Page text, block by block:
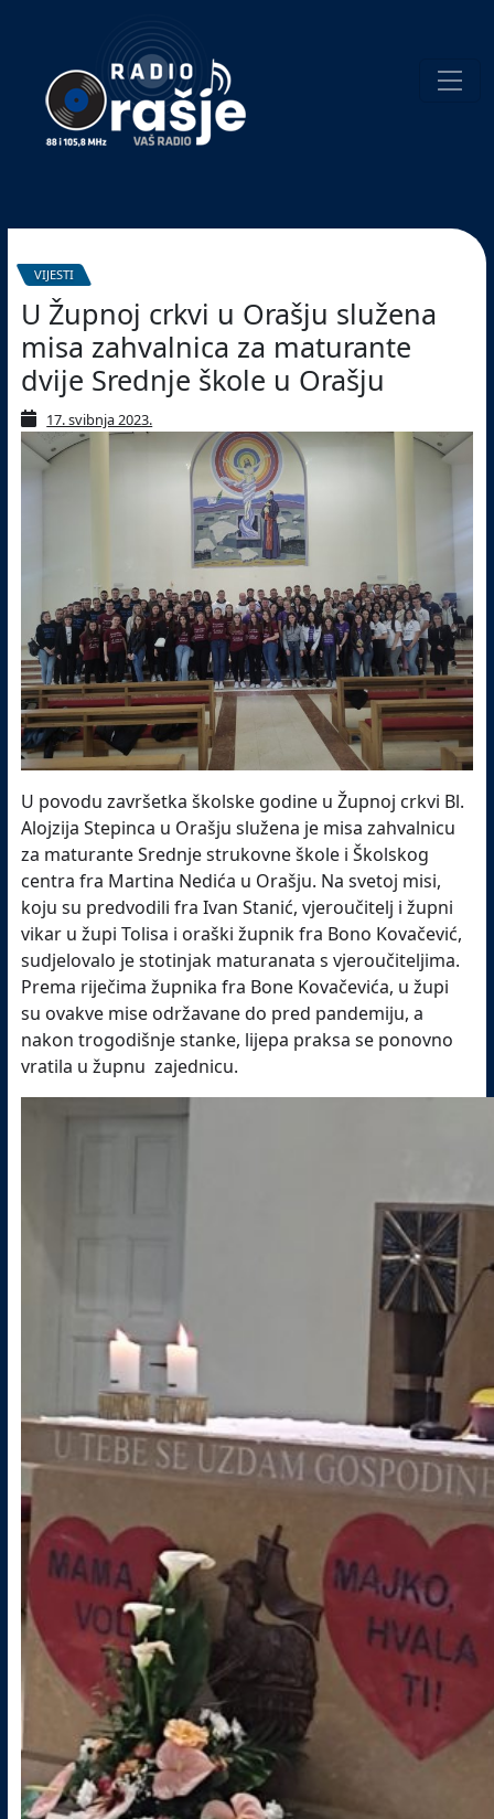
website!
VIJESTI
U Župnoj crkvi u Orašju služena
misa zahvalnica za maturante
dvije Srednje škole u Orašju
17. svibnja 2023.
U povodu završetka školske godine u Župnoj crkvi Bl.
Alojzija Stepinca u Orašju služena je misa zahvalnicu
za maturante Srednje strukovne škole i Školskog
centra fra Martina Nedića u Orašju. Na svetoj misi,
koju su predvodili fra Ivan Stanić, vjeroučitelj i župni
vikar u župi Tolisa i oraški župnik fra Bono Kovačević,
sudjelovalo je stotinjak maturanata s vjeroučiteljima.
Prema riječima župnika fra Bone Kovačevića, u župi
su ovakve mise održavane do pred pandemiju, a
nakon trogodišnje stanke, lijepa praksa se ponovno
vratila u župnu zajednicu.